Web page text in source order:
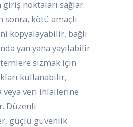
giriş noktaları sağlar.
sonra, kötü amaçlı
kopyalayabilir, bağlı
yan yana yayılabilir
sızmak için
kullanabilir,
veya veri ihlallerine
Düzenli
güçlü güvenlik